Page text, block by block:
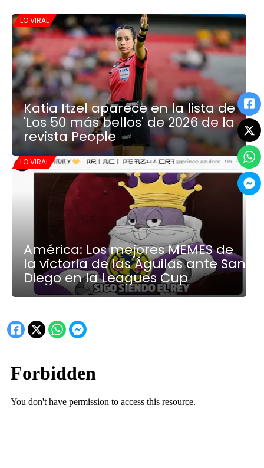
LO VIRAL
Katia Itzel aparece en la lista de
'Los 50 más bellos' de 2026 de la
revista People
LO VIRAL
América: Los mejores MEMES de
la victoria de las Águilas ante San
Diego en la Leagues Cup